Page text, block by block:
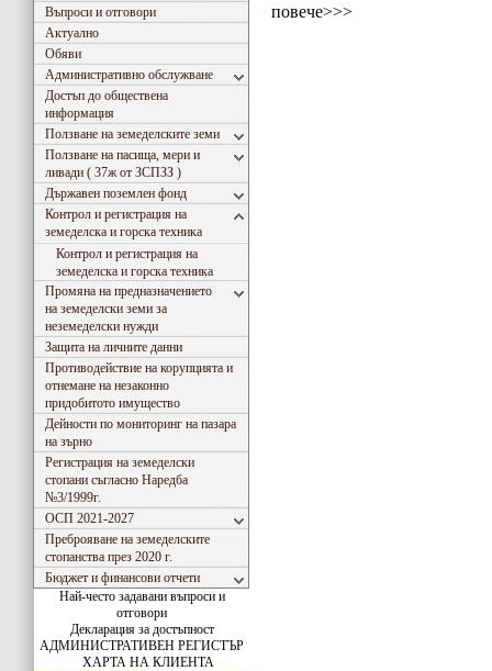
Въпроси и отговори
Актуално
Обяви
Административно обслужване
Достъп до обществена
информация
Ползване на земеделските земи
Ползване на пасища, мери и
ливади ( 37ж от ЗСПЗЗ )
Държавен поземлен фонд
Контрол и регистрация на
земеделска и горска техника
Контрол и регистрация на
земеделска и горска техника
Промяна на предназначението
на земеделски земи за
неземеделски нужди
Защита на личните данни
Противодействие на корупцията и
отнемане на незаконно
придобитото имущество
Дейности по мониторинг на пазара
на зърно
Регистрация на земеделски
стопани съгласно Наредба
№3/1999г.
ОСП 2021-2027
Преброяване на земеделските
стопанства през 2020 г.
Бюджет и финансови отчети
Най-често задавани въпроси и
отговори
Декларация за достъпност
АДМИНИСТРАТИВЕН РЕГИСТЪР
ХАРТА НА КЛИЕНТА
повече>>>